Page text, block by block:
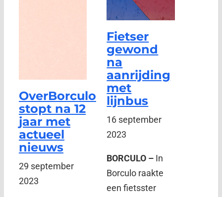
OverBorculo
stopt na 12
jaar met
actueel
nieuws
29 september
2023
Fietser
gewond
na
aanrijding
met
lijnbus
16 september
2023
BORCULO – In
Borculo raakte
een fietsster